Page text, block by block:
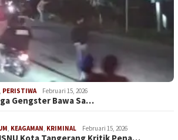
, PERISTIWA Februari 15, 2026
Gengster Bawa Sa…
, KEAGAMAN, KRIMINAL Februari 15, 2026